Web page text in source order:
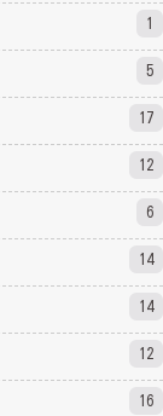
1
5
17
12
6
14
14
12
16